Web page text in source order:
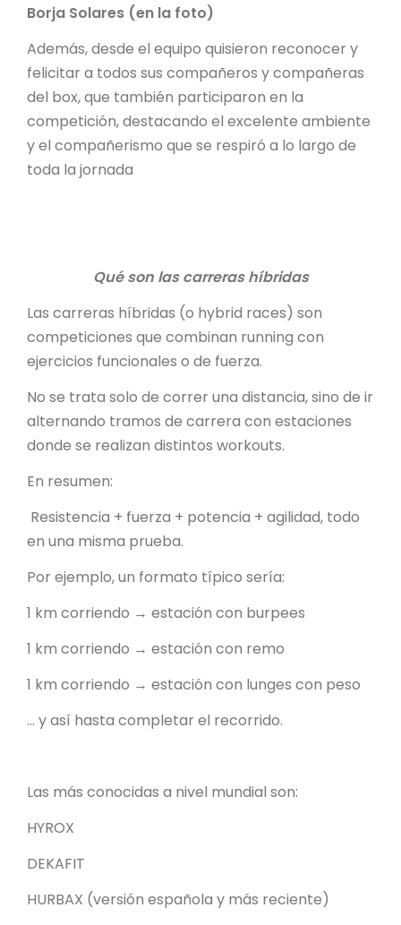
Borja Solares (en la foto)
Además, desde el equipo quisieron reconocer y
felicitar a todos sus compañeros y compañeras
del box, que también participaron en la
competición, destacando el excelente ambiente
y el compañerismo que se respiró a lo largo de
toda la jornada
Qué son las carreras híbridas
Las carreras híbridas (o hybrid races) son
competiciones que combinan running con
ejercicios funcionales o de fuerza.
No se trata solo de correr una distancia, sino de ir
alternando tramos de carrera con estaciones
donde se realizan distintos workouts.
En resumen:
Resistencia + fuerza + potencia + agilidad, todo
en una misma prueba.
Por ejemplo, un formato típico sería:
1 km corriendo → estación con burpees
1 km corriendo → estación con remo
1 km corriendo → estación con lunges con peso
… y así hasta completar el recorrido.
Las más conocidas a nivel mundial son:
HYROX
DEKAFIT
HURBAX (versión española y más reciente)